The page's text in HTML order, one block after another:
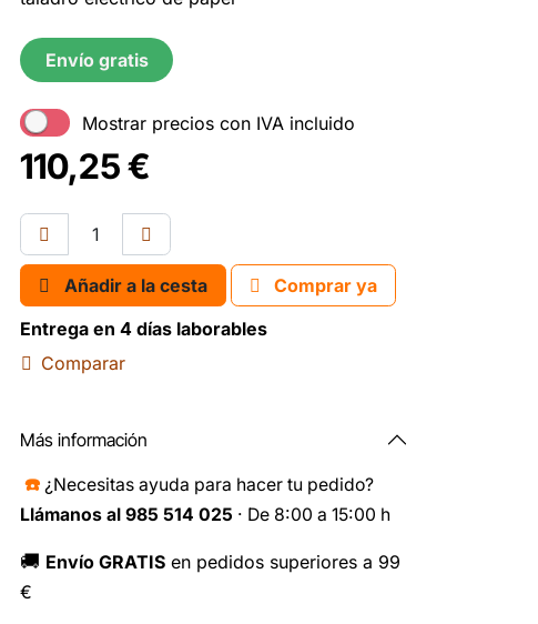
Envío gratis
Mostrar precios con IVA incluido
110,25€
Añadir a la cesta
Comprar ya
Entrega en 4 días laborables
Comparar
Más información
☎️ ¿Necesitas ayuda para hacer tu pedido?
Llámanos al 985 514 025 · De 8:00 a 15:00 h
🚚 Envío GRATIS en pedidos superiores a 99
€